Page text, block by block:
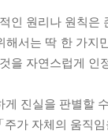
물대
가, 고가, 저가
인 원리나 원칙
해서는 딱 한 가
을 자연스럽게
진실을 판별할
가 자체의 움직